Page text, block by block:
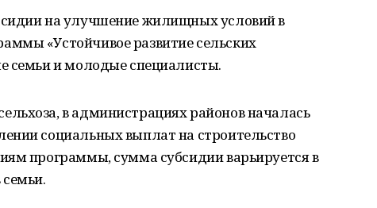
на улучшение жилищных условий в
«Устойчивое развитие сельских
семьи и молодые специалисты.
в администрациях районов началась
социальных выплат на строительство
программы, сумма субсидии варьируется в